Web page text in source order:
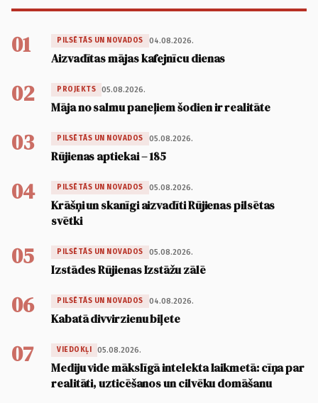
01 PILSĒTĀS UN NOVADOS 04.08.2026.
Aizvadītas mājas kafejnīcu dienas
02 PROJEKTS 05.08.2026.
Māja no salmu paneļiem šodien ir realitāte
03 PILSĒTĀS UN NOVADOS 05.08.2026.
Rūjienas aptiekai – 185
04 PILSĒTĀS UN NOVADOS 05.08.2026.
Krāšņi un skanīgi aizvadīti Rūjienas pilsētas
svētki
05 PILSĒTĀS UN NOVADOS 05.08.2026.
Izstādes Rūjienas Izstāžu zālē
06 PILSĒTĀS UN NOVADOS 04.08.2026.
Kabatā divvirzienu biļete
07 VIEDOKĻI 05.08.2026.
Mediju vide mākslīgā intelekta laikmetā: cīņa par
realitāti, uzticēšanos un cilvēku domāšanu